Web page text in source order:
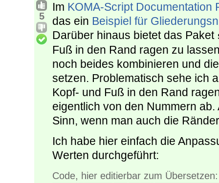
5
Im KOMA-Script Documentation
das ein Beispiel für
Darüber hinaus bietet das Paket
Fuß in den Rand ragen zu
noch beides kombinieren und
setzen. Problematisch sehe ich
Kopf- und Fuß in den Rand
eigentlich von den Nummern
Sinn, wenn man auch die
Ich habe hier einfach die
Werten durchgeführt:
Code, hier editierbar zum Übersetzen: